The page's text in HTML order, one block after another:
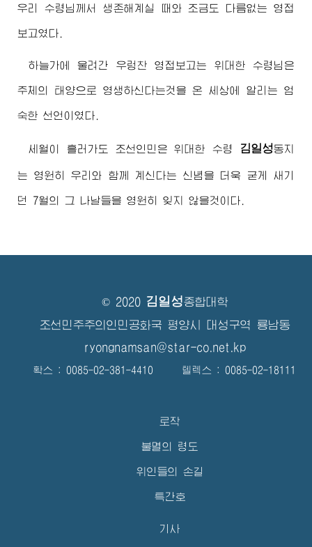
우리 수령님께서 생존해계실 때와 조금도 다름없는 영접
보고였다.
하늘가에 울려간 우렁찬 영접보고는 위대한 수령님 은
주체의 태양으로 영생하신다는것을 온 세상에 알리는 엄
숙한 선언이였다.
세월이 흘러가도 조선인민은위대한 수령 김일성동지
는 영원히 우리와 함께 계신다는 신념을 더욱 굳게 새기
던 7월의 그 나날들을 영원히 잊지 않을것이다.
© 2020 김일성종합대학
조선민주주의인민공화국 평양시 대성구역 룡남동
ryongnamsan@star-co.net.kp
확스 : 0085-02-381-4410 텔렉스 : 0085-02-18111
로작
불멸의 령도
위인들의 손길
특간호
기사